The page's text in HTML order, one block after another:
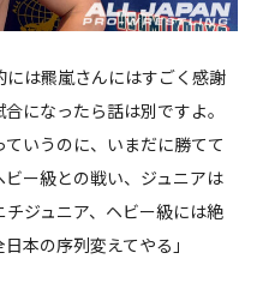
は羆嵐さんにはすごく感謝
になったら話は別ですよ。
いうのに、いまだに勝てて
ー級との戦い、ジュニアは
ジュニア、ヘビー級には絶
本の序列変えてやる」